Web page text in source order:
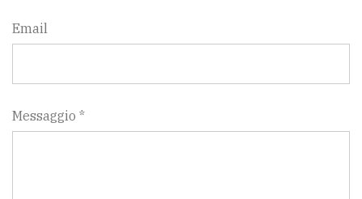
Email
Messaggio *